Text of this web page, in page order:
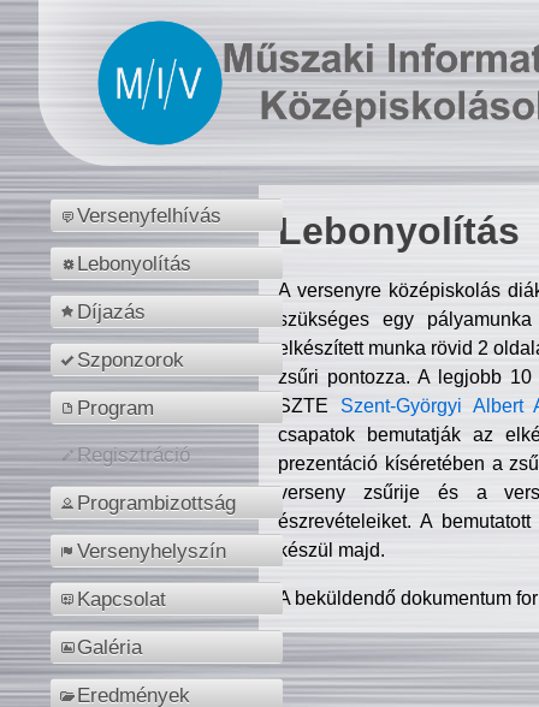
Versenyfelhívás
Lebonyolítás
Díjazás
Szponzorok
Program
Regisztráció
Programbizottság
Versenyhelyszín
Kapcsolat
Galéria
Eredmények
Lebonyolítás
A versenyre középiskolás
szükséges egy
elkészített munka rövid 2
zsűri pontozza. A legjobb
SZTE Szent-Györgyi Albert
csapatok bemutatják az
prezentáció kíséretében a
verseny zsűrije és a
észrevételeiket. A
készül majd.
A beküldendő dokumentum